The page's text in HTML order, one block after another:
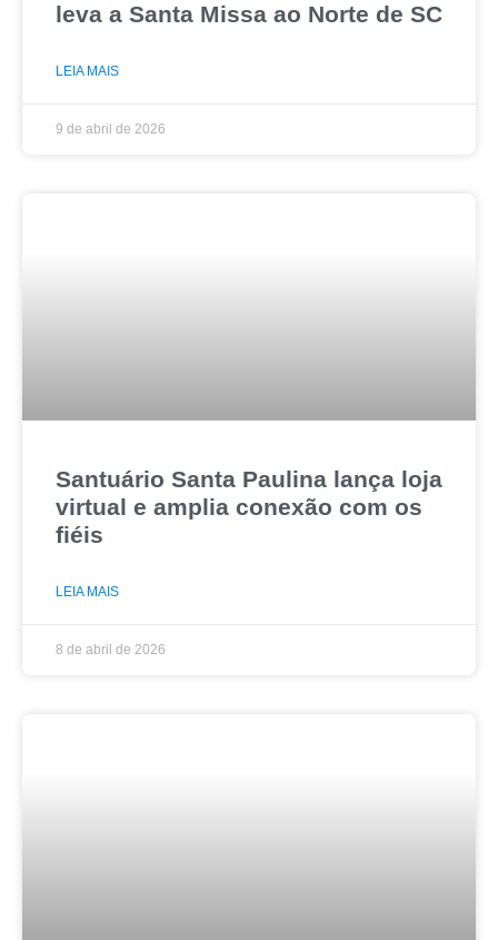
leva a Santa Missa ao Norte de SC
LEIA MAIS
9 de abril de 2026
Santuário Santa Paulina lança loja
virtual e amplia conexão com os
fiéis
LEIA MAIS
8 de abril de 2026